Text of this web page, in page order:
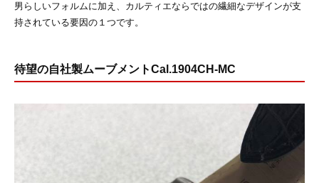
男らしいフォルムに加え、カルティエならではの繊細なデザインが支
持されている要因の１つです。
待望の自社製ムーブメントCal.1904CH-MC